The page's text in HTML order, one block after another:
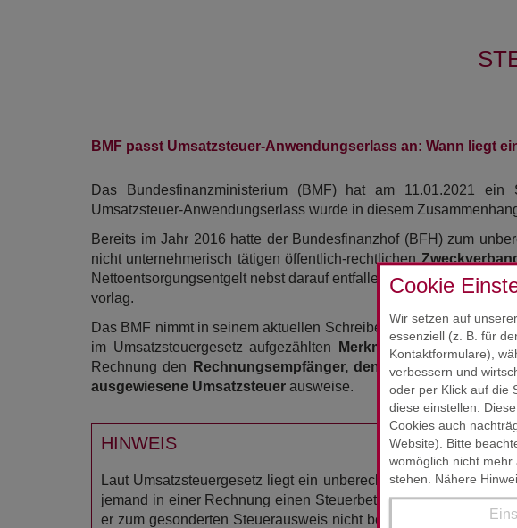
Cookie
Wir setzen auf
essenziell (z. B. für
Kontaktformulare),
verbessern und
oder per Klick auf die
diese einstellen.
Cookies auch
Website). Bitte
womöglich nicht
stehen. Nähere
BMF passt Umsatzsteuer-Anwendungserlass an: Wann liegt
Das Bundesfinanzministerium (BMF) hat am 11.01.2021
Umsatzsteuer-Anwendungserlass wurde in diesem
Bereits im Jahr 2016 hatte der Bundesfinanzhof (BFH) zum
nicht unternehmerisch tätigen öffentlich-rechtlichen
Nettoentsorgungsentgelt nebst darauf entfallendem Steuerbetrag
vorlag.
Das BMF nimmt in seinem aktuellen Schreiben auf die BFH-
im Umsatzsteuergesetz aufgezählten
Merkmale
aufweisen
Rechnung den
Rechnungsempfänger, den (vermeintlichen)
ausgewiesene Umsatzsteuer ausweise.
HINWEIS
Laut Umsatzsteuergesetz liegt ein unberechtigter
jemand in einer Rechnung einen Steuerbetrag gesondert
er zum gesonderten Steuerausweis nicht berechtigt ist, mit der